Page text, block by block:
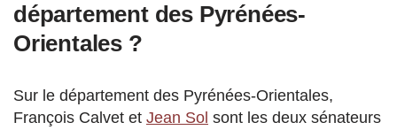
département des Pyrénées-
Orientales ?
Sur le département des Pyrénées-Orientales,
François Calvet et Jean Sol sont les deux sénateurs